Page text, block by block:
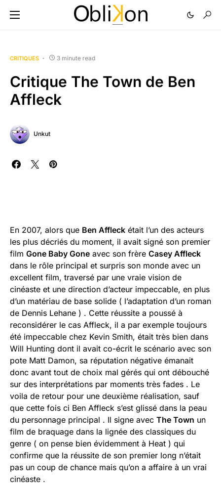
CRITIQUES 3 minute read
Critique The Town de Ben
Affleck
Unkut
En 2007, alors que Ben Affleck était l’un des acteurs
les plus décriés du moment, il avait signé son premier
film Gone Baby Gone avec son frère Casey Affleck
dans le rôle principal et surpris son monde avec un
excellent film, traversé par une vraie vision de
cinéaste et une direction d’acteur impeccable, en plus
d’un matériau de base solide ( l’adaptation d’un roman
de Dennis Lehane ) . Cette réussite a poussé à
reconsidérer le cas Affleck, il a par exemple toujours
été impeccable chez Kevin Smith, était très bien dans
Will Hunting dont il avait co-écrit le scénario avec son
pote Matt Damon, sa réputation négative émanait
donc avant tout de choix mal gérés qui ont débouché
sur des interprétations par moments très fades . Le
voila de retour pour une deuxième réalisation, sauf
que cette fois ci Ben Affleck s’est glissé dans la peau
du personnage principal . Il signe avec The Town un
film de braquage dans la lignée des classiques du
genre ( on pense bien évidemment à Heat ) qui
confirme que la réussite de son premier long n’était
pas un coup de chance mais qu’on a affaire à un vrai
cinéaste .